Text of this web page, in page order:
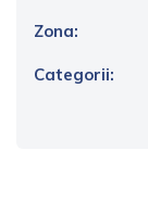
Zona:
Categorii: